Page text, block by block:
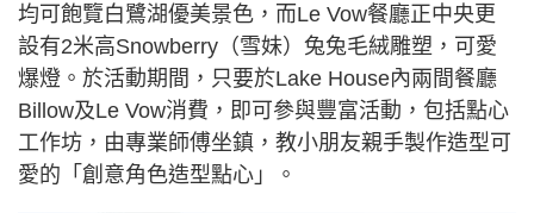
均可飽覽白鷺湖優美景色，而Le Vow餐廳正中央更
設有2米高Snowberry（雪妹）兔兔毛絨雕塑，可愛
爆燈。於活動期間，只要於Lake House內兩間餐廳
Billow及Le Vow消費，即可參與豐富活動，包括點心
工作坊，由專業師傅坐鎮，教小朋友親手製作造型可
愛的「創意角色造型點心」。